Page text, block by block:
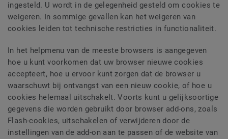
ingesteld. U wordt in de gelegenheid gesteld om cookies te
weigeren. In sommige gevallen kan het weigeren van
cookies leiden tot technische restricties in functionaliteit.
In het helpmenu van de meeste browsers is aangegeven
hoe u kunt voorkomen dat uw browser nieuwe cookies
accepteert, hoe u ervoor kunt zorgen dat de browser u
waarschuwt bij ontvangst van een nieuw cookie, of hoe u
cookies helemaal uitschakelt. Voorts kunt u gelijksoortige
gegevens die worden gebruikt door browser add-ons, zoals
Flash-cookies, uitschakelen of verwijderen door de
instellingen van de add-on aan te passen of de website van